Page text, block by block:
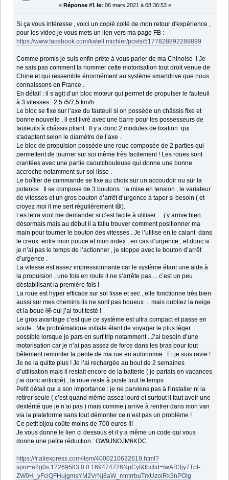
« Réponse #1 le: 06 mars 2021 à 08:36:53 »
Si ça vous intéresse , voici un copié collé de mon retour d'expérience ,
pour les video je vous mets un lien vers ma page FB :
https://www.facebook.com/katell.michler/posts/5177828892289899
Comme promis je suis enfin prête à vous parler de ma Chinoise ! Je
ne sais pas comment la nommer cette motorisation tout droit venue de
Chine et qui ressemble énormément au système smartdrive que nous
connaissons en France .
En détail : il s’agit d’un bloc moteur qui permet de propulser le fauteuil
à 3 vitesses : 2,5 /5/7,5 km/h .
Le bloc se fixe sur l’axe du fauteuil si on possède un châssis fixe et
bonne nouvelle , il est livré avec une barre pour les possesseurs de
fauteuils à châssis pliant . Il y a donc 2 modules de fixation qui
s'adaptent selon le diamètre de l’axe .
Le bloc de propulsion possède une roue composée de 2 parties qui
permettent de tourner sur soi même très facilement ! Les roues sont
crantées avec une partie caoutchouteuse qui donne une bonne
accroche notamment sur sol lisse .
Le boîtier de commande se fixe au choix sur un accoudoir ou sur la
potence . Il se compose de 3 boutons : la mise en tension , le variateur
de vitesses et un gros bouton d’arrêt d’urgence à taper si besoin ( et
croyez moi il me sert régulièrement 😅).
Les tetra vont me demander si c’est facile à utiliser ... j’y arrive bien
désormais mais au début il a fallu trouver comment positionner ma
main pour tourner le bouton des vitesses . Je l’utilise en le calant dans
le creux entre mon pouce et mon index , en cas d’urgence , et donc si
je n’ai pas le temps de l’actionner , je stoppe avec le bouton d’arrêt
d’urgence .
La vitesse est assez impressionnante car le système étant une aide à
la propulsion , une fois en route il ne s’arrête pas ... c’est un peu
déstabilisant la première fois !
La roue est hyper efficace sur sol lisse et sec , elle fonctionne très bien
aussi sur mes chemins ils ne sont pas boueux ... mais oubliez la neige
et la boue 🤣 oui j’ai tout testé !
Le gros avantage c’est que ce système est ultra compact et passe en
soute . Ma problématique initiale étant de voyager le plus léger
possible lorsque je pars en surf trip notamment . J’ai besoin d’une
motorisation car je n’ai pas assez de force dans les bras pour tout
bêtement remonter la pente de ma rue en autonomie . Et je suis ravie !
Je ne la quitte plus ! Je l’ai rechargée au bout de 2 semaines
d’utilisation mais il restait encore de la batterie ( je partais en vacances
j’ai donc anticipé) , la roue reste à poste tout le temps .
Petit détail qui a son importance : je ne parviens pas à l'installer ni la
retirer seule ( c’est quand même assez lourd et surtout il faut avoir une
dextérité que je n’ai pas ) mais comme j’arrive à rentrer dans mon van
via la plateforme sans tout démonter ce n’est pas un problème !
Ce petit bijou coûte moins de 700 euros !!!
Je vous donne le lien ci dessous et il y a même un code qui vous
donne une petite réduction : GW9JNOJM6KDC
https://fr.aliexpress.com/item/4000210632619.html?
spm=a2g0s.12269583.0.0.169474726NpCyf&fbclid=IwAR3jy7Tpf-
ZW0H_yFciQFHujgmsYM2VrNj8aW_mmrrbuTrxUzolRk3nPOIg